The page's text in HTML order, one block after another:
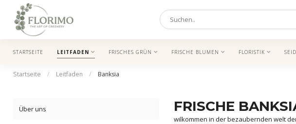
STARTSEITE LEITFADEN FRISCHES GRÜN FRISCHE BLUMEN FLORISTIK
Startseite / Leitfaden / Banksia
Über uns FRISCHE
wilkommen in der bezaubernden welt